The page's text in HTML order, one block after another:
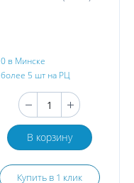
0 в Минске
более 5 шт на РЦ
В корзину
Купить в 1 клик